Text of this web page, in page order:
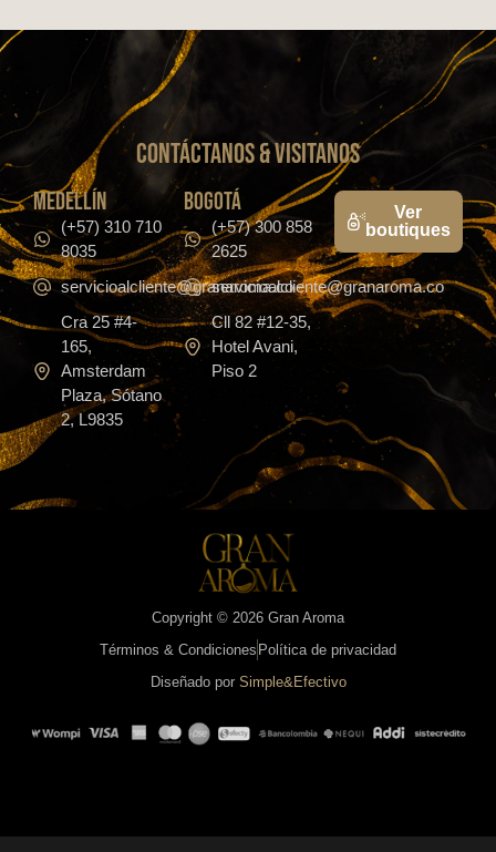
CONTáCTanos & VISITANOS
medellín
(+57) 310 710
8035
servicioalcliente@granaroma.co
Cra 25 #4-
165,
Amsterdam
Plaza, Sótano
2, L9835
bogotá
(+57) 300 858
2625
servicioalcliente@granaroma.co
Cll 82 #12-35,
Hotel Avani,
Piso 2
Ver
boutiques
Copyright © 2026 Gran Aroma
Términos & Condiciones Política de privacidad
Diseñado por Simple&Efectivo